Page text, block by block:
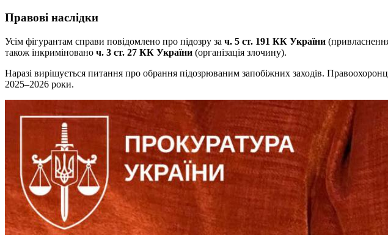
Правові наслідки
Усім фігурантам справи повідомлено про підозру за ч. 5 ст. 191 КК України
також інкриміновано ч. 3 ст. 27 КК України (організація злочину).
Наразі вирішується питання про обрання підозрюваним запобіжних заходів.
2025–2026 роки.